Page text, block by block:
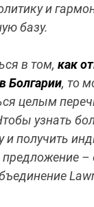
и
базу.
в том, как
Болгарии, то
целым
узнать
и получить
–